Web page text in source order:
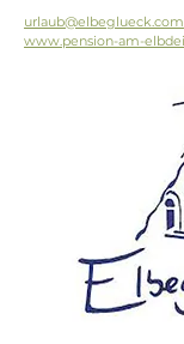
urlaub@elbeglueck.com
www.pension-am-